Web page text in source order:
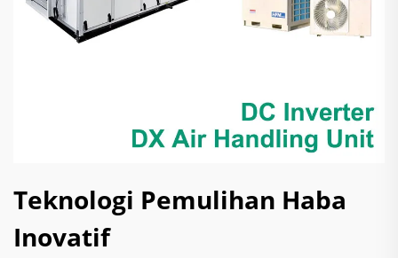
Teknologi Pemulihan Haba
Inovatif